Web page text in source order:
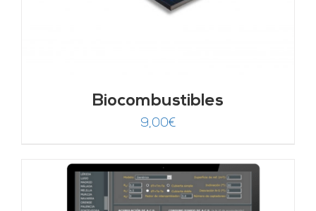
Biocombustibles
9,00€